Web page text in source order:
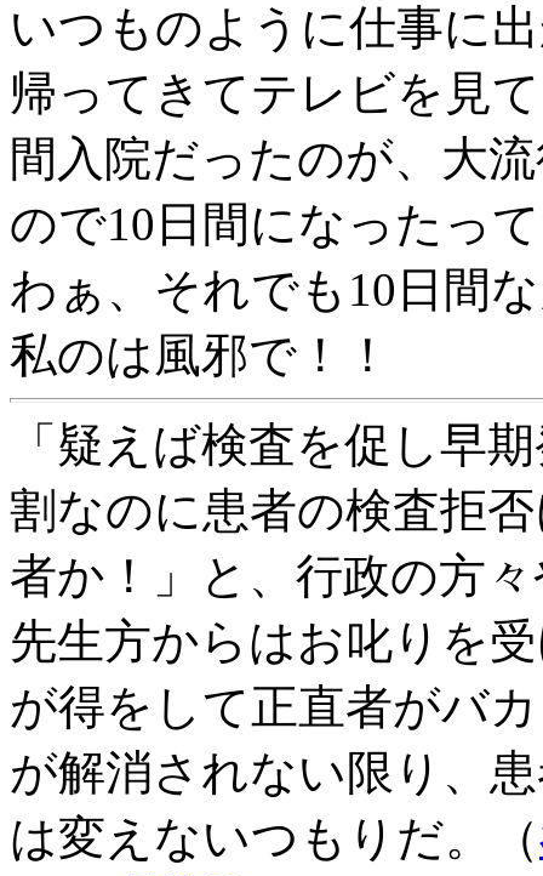
いつものように仕事に
帰ってきてテレビを見
間入院だったのが、大
ので10日間になったっ
わぁ、それでも10日間
私のは風邪で！！
「疑えば検査を促し早
割なのに患者の検査拒
者か！」と、行政の方
先生方からはお叱りを
が得をして正直者がバ
が解消されない限り、
は変えないつもりだ。（